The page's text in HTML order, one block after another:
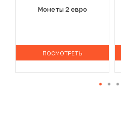
Монеты 2 евро
ПОСМОТРЕТЬ